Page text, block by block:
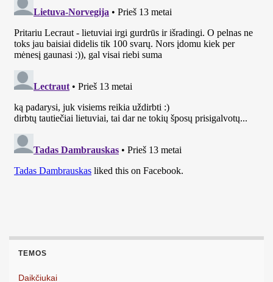
TEMOS
Daikčiukai